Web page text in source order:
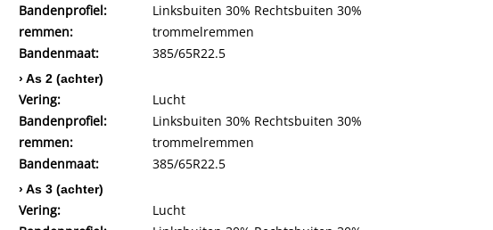
Bandenprofiel:
Linksbuiten 30% Rechtsbuiten 30%
remmen:
trommelremmen
Bandenmaat:
385/65R22.5
› As 2 (achter)
Vering:
Lucht
Bandenprofiel:
Linksbuiten 30% Rechtsbuiten 30%
remmen:
trommelremmen
Bandenmaat:
385/65R22.5
› As 3 (achter)
Vering:
Lucht